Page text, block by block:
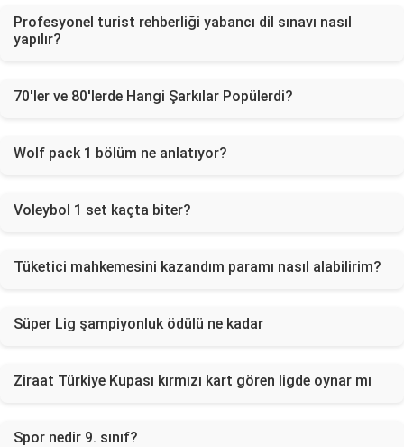
Profesyonel turist rehberliği yabancı dil sınavı nasıl
yapılır?
70'ler ve 80'lerde Hangi Şarkılar Popülerdi?
Wolf pack 1 bölüm ne anlatıyor?
Voleybol 1 set kaçta biter?
Tüketici mahkemesini kazandım paramı nasıl alabilirim?
Süper Lig şampiyonluk ödülü ne kadar
Ziraat Türkiye Kupası kırmızı kart gören ligde oynar mı
Spor nedir 9. sınıf?